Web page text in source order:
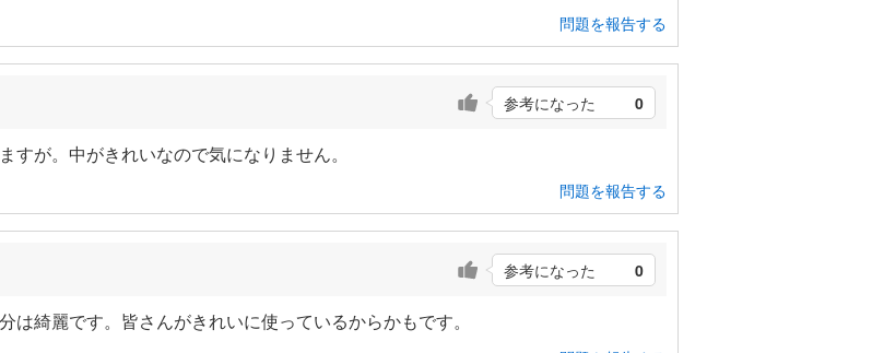
問題を報告する
参考になった 0
が。中がきれいなので気になりません。
問題を報告する
参考になった 0
綺麗です。皆さんがきれいに使っているからかもです。